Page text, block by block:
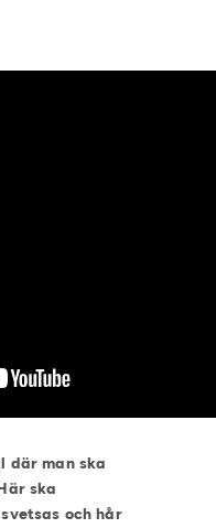
där man ska
ska
och hår